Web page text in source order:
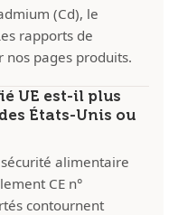
(Cd), le
rapports de
pages produits.
UE est-il plus
États-Unis ou
alimentaire
CE n°
contournent